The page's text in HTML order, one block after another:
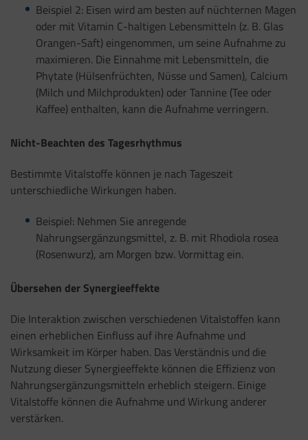
Beispiel 2: Eisen wird am besten auf nüchternen Magen
oder mit Vitamin C-haltigen Lebensmitteln (z. B. Glas
Orangen-Saft) eingenommen, um seine Aufnahme zu
maximieren. Die Einnahme mit Lebensmitteln, die
Phytate (Hülsenfrüchten, Nüsse und Samen), Calcium
(Milch und Milchprodukten) oder Tannine (Tee oder
Kaffee) enthalten, kann die Aufnahme verringern.
Nicht-Beachten des Tagesrhythmus
Bestimmte Vitalstoffe können je nach Tageszeit
unterschiedliche Wirkungen haben.
Beispiel: Nehmen Sie anregende
Nahrungsergänzungsmittel, z. B. mit Rhodiola rosea
(Rosenwurz), am Morgen bzw. Vormittag ein.
Übersehen der Synergieeffekte
Die Interaktion zwischen verschiedenen Vitalstoffen kann
einen erheblichen Einfluss auf ihre Aufnahme und
Wirksamkeit im Körper haben. Das Verständnis und die
Nutzung dieser Synergieeffekte können die Effizienz von
Nahrungsergänzungsmitteln erheblich steigern. Einige
Vitalstoffe können die Aufnahme und Wirkung anderer
verstärken.